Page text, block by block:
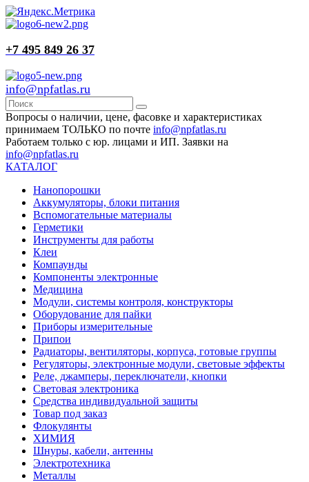
+7 495 849 26 37
info@npfatlas.ru
Вопросы о наличии, цене, фасовке и характеристиках
принимаем ТОЛЬКО по почте info@npfatlas.ru
Работаем только с юр. лицами и ИП. Заявки на
info@npfatlas.ru
КАТАЛОГ
Нанопорошки
Аккумуляторы, блоки питания
Вспомогательные материалы
Герметики
Инструменты для работы
Клеи
Компаунды
Компоненты электронные
Медицина
Модули, системы контроля, конструкторы
Оборудование для пайки
Приборы измерительные
Припои
Радиаторы, вентиляторы, корпуса, готовые группы
Регуляторы, электронные модули, световые эффекты
Реле, джамперы, переключатели, кнопки
Световая электроника
Средства индивидуальной защиты
Товар под заказ
Флокулянты
ХИМИЯ
Шнуры, кабели, антенны
Электротехника
Металлы